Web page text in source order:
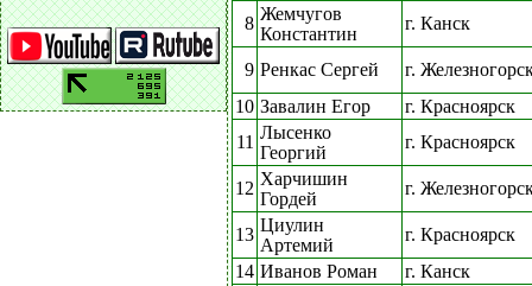
8 Жемчугов
Константин
г. Канск
9 Ренкас Сергей
г.
10 Завалин Егор
г. Красноярск
11 Лысенко
Георгий
г. Красноярск
12 Харчишин
Гордей
г.
13 Циулин
Артемий
г. Красноярск
14 Иванов Роман
г. Канск